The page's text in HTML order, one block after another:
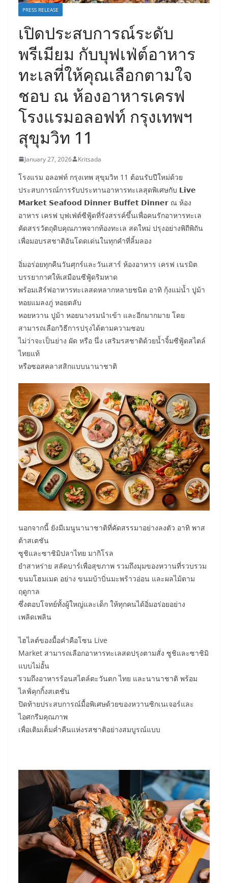
PRESS RELEASE
เปิดประสบการณ์ระดับ
พรีเมียม กับบุฟเฟ่ต์อาหาร
ทะเลที่ให้คุณเลือกตามใจ
ชอบ ณ ห้องอาหารเครฟ
โรงแรมอลอฟท์ กรุงเทพฯ
สุขุมวิท 11
January 27, 2026 Kritsada
โรงแรม อลอฟท์ กรุงเทพ สุขุมวิท 11 ต้อนรับปีใหม่ด้วย
ประสบการณ์การรับประทานอาหารทะเลสุดพิเศษกับ 𝗟𝗶𝘃𝗲
𝗠𝗮𝗿𝗸𝗲𝘁 𝗦𝗲𝗮𝗳𝗼𝗼𝗱 𝗗𝗶𝗻𝗻𝗲𝗿 𝗕𝘂𝗳𝗳𝗲𝘁 𝗗𝗶𝗻𝗻𝗲𝗿 ณ ห้อง
อาหาร เครฟ บุฟเฟ่ต์ซีฟู้ดที่รังสรรค์ขึ้นเพื่อคนรักอาหารทะเล
คัดสรรวัตถุดิบคุณภาพจากท้องทะเล สดใหม่ ปรุงอย่างพิถีพิถัน
เพื่อมอบรสชาติอันโดดเด่นในทุกคำที่ลิ้มลอง
อิ่มอร่อยทุกคืนวันศุกร์และวันเสาร์ ห้องอาหาร เครฟ เนรมิต
บรรยากาศให้เสมือนซีฟู้ดริมหาด
พร้อมเสิร์ฟอาหารทะเลสดหลากหลายชนิด อาทิ กุ้งแม่น้ำ ปูม้า
หอยแมลงภู่ หอยตลับ
หอยหวาน ปูม้า หอยนางรมนำเข้า และอีกมากมาย โดย
สามารถเลือกวิธีการปรุงได้ตามความชอบ
ไม่ว่าจะเป็นย่าง ผัด หรือ นึ่ง เสริมรสชาติด้วยน้ำจิ้มซีฟู้ดสไตล์
ไทยแท้
หรือซอสคลาสสิกแบบนานาชาติ
นอกจากนี้ ยังมีเมนูนานาชาติที่คัดสรรมาอย่างลงตัว อาทิ พาส
ต้าสเตชัน
ซูชิและซาชิมิปลาไทย มากิโรล
ยำสาหร่าย สลัดบาร์เพื่อสุขภาพ รวมถึงมุมของหวานที่รวบรวม
ขนมโฮมเมด อย่าง ขนมบ้าบิ่นมะพร้าวอ่อน และผลไม้ตาม
ฤดูกาล
ซึ่งตอบโจทย์ทั้งผู้ใหญ่และเด็ก ให้ทุกคนได้อิ่มอร่อยอย่าง
เพลิดเพลิน
ไฮไลต์ของมื้อค่ำคือโซน Live
Market สามารถเลือกอาหารทะเลสดปรุงตามสั่ง ซูชิและซาชิมิ
แบบไม่อั้น
รวมถึงอาหารร้อนสไตล์ตะวันตก ไทย และนานาชาติ พร้อม
ไลฟ์คุกกิ้งสเตชัน
ปิดท้ายประสบการณ์มื้อพิเศษด้วยของหวานซิกเนเจอร์และ
ไอศกรีมคุณภาพ
เพื่อเติมเต็มค่ำคืนแห่งรสชาติอย่างสมบูรณ์แบบ